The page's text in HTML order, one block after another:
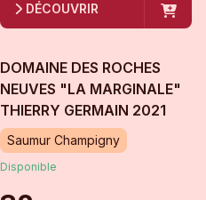
DÉCOUVRIR
DOMAINE DES ROCHES
NEUVES "LA MARGINALE"
THIERRY GERMAIN 2021
Saumur Champigny
Disponible